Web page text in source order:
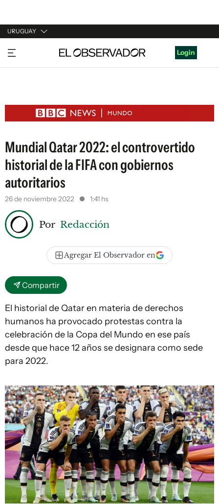
URUGUAY
URUGUAY
ARGENTINA
ESTADOS UNIDOS
Login
Mundial Qatar 2022: el controvertido
historial de la FIFA con gobiernos
autoritarios
26 de noviembre 2022 1:41 hs
Por Redacción
Agregar El Observador en
Compartir
El historial de Qatar en materia de derechos
humanos ha provocado protestas contra la
celebración de la Copa del Mundo en ese país
desde que hace 12 años se designara como sede
para 2022.